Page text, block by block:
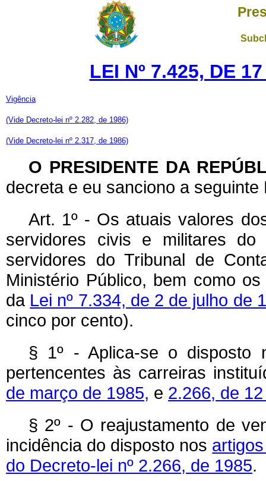
LEI Nº 7.425, DE
Vigência
(Vide Decreto-lei nº 2.282, de 1986)
(Vide Decreto-lei nº 2.317, de 1986)
O PRESIDENTE DA
decreta e eu sanciono a seguinte
Art. 1º - Os atuais valores
servidores civis e militares
servidores do Tribunal de
Ministério Público, bem como
da Lei nº 7.334, de 2 de julho de
cinco por cento).
§ 1º - Aplica-se o disposto
pertencentes às carreiras
de março de 1985, e 2.266, de
§ 2º - O reajustamento de
incidência do disposto nos
do Decreto-lei nº 2.266, de 1985.